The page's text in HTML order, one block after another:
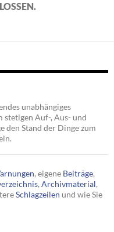
unabhängiges
Auf-, Aus- und
den Stand der Dinge zum
, eigene Beiträge,
, Archivmaterial,
Schlagzeilen und wie Sie